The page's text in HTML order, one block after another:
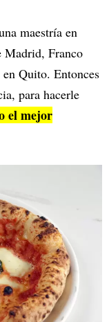
maestría en
Madrid, Franco
Quito. Entonces
para hacerle
el mejor